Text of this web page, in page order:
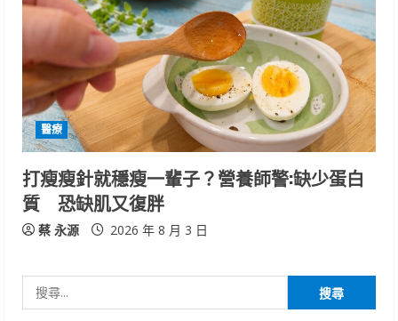
醫療
打瘦瘦針就穩瘦一輩子？營養師警:缺少蛋白
質 恐缺肌又復胖
蔡 永源 2026 年 8 月 3 日
尋